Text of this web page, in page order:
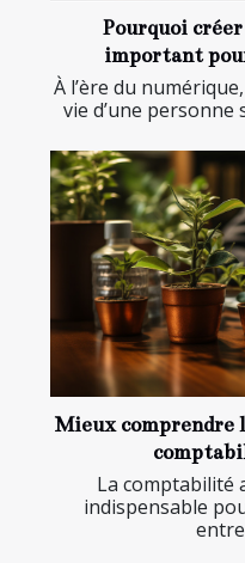
Pourquoi
important
À l’ère du
vie d’une personne
Mieux comprendre
La comptabilité
indispensable